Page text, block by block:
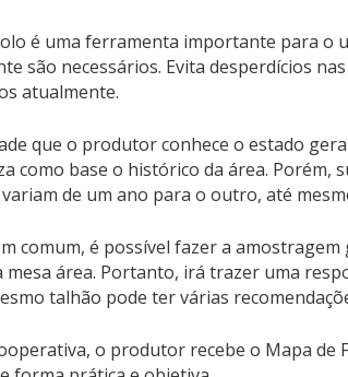
é uma ferramenta importante para o
são necessários. Evita desperdícios
atualmente.
que o produtor conhece o estado
como base o histórico da área. Porém,
de um ano para o outro, até
comum, é possível fazer a
área. Portanto, irá trazer uma
talhão pode ter várias
o produtor recebe o Mapa